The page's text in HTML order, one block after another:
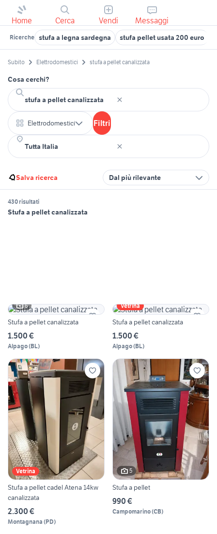
Home Cerca Vendi Messaggi
Ricerche stufa a legna sardegna stufa pellet usata 200 euro
Subito Elettrodomestici stufa a pellet canalizzata
Cosa cerchi?
Elettrodomestici Filtri
Salva ricerca Dal più rilevante
430 risultati
Stufa a pellet canalizzata
6
Stufa a pellet canalizzata
1.500 €
Alpago(BL)
Vetrina
Stufa a pellet canalizzata
1.500 €
Alpago(BL)
Vetrina
Stufa a pellet cadel Atena 14kw
canalizzata
2.300 €
Montagnana (PD)
5
Stufa a pellet
990 €
Campomarino(CB)